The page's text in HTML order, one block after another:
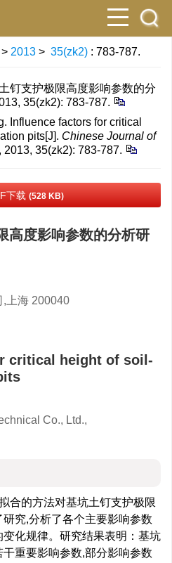
> 2013 > 35(zk2) : 783-787.
钉支护极限高度影响参数的分
35(zk2): 783-787.
Influence factors for critical
pits[J]. Chinese Journal of
, 2013, 35(zk2): 783-787.
下载 (528 KB)
高度影响参数的分析研
,上海 200040
critical height of soil-
Co., Ltd.,
合的方法对基坑土钉支护极限
究,分析了各个主要影响参数
化规律。研究结果表明：基坑
重要影响参数,部分影响参数